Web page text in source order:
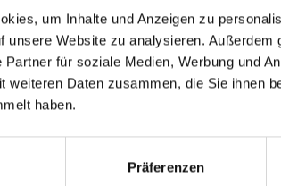
um Inhalte und Anzeigen zu
unsere Website zu analysieren.
Partner für soziale Medien, Werbung und
weiteren Daten zusammen, die Sie ihnen
haben.
Präferenzen
der GPSR Produktsicherheitsverordnung: